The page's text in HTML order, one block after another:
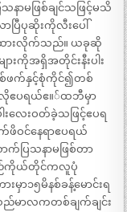
ာမဖြစ်ချင်သဖြင့်မသိ
ပုဆိုးကိုလီးပေါ်
ထားလိုက်သည်။ ယခုဆို
းကိုအရှိအတိုင်းနီးပါး
စ်ဖက်နှင့်စုံကိုင်၍တစ်
သလိုဧပရယ်ဧ။်ထဘီမှာ
းလေးဝတ်ခဲ့သဖြင့်ဧပရ
ဖိဝင်နေရာဧပရယ်
ြသနာမဖြစ်တာ
ည်ကိုယ်တိုင်ကလူပုံ
၁၅မိနစ်ခန့်မောင်းရ
ာလကတစ်ချက်ချင်း